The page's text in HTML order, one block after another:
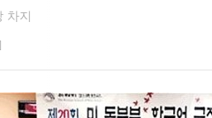
차지